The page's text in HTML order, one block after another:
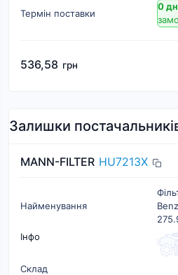
Термін поставки
0
536,58 грн
Залишки
MANN-FILTER HU7213X
Найменування
Інфо
Склад